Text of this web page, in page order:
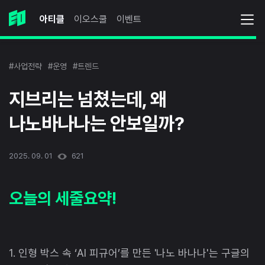
아티클 이오스쿨 이벤트
#사업전략 #운영 #트렌드
지브리는 넘쳤는데, 왜
나노바나나는 안보일까?
2025. 09. 01 621
오늘의 세줄요약!
1. 인형 박스 속 ‘AI 피규어’를 만든 '나노 바나나'는 구글의